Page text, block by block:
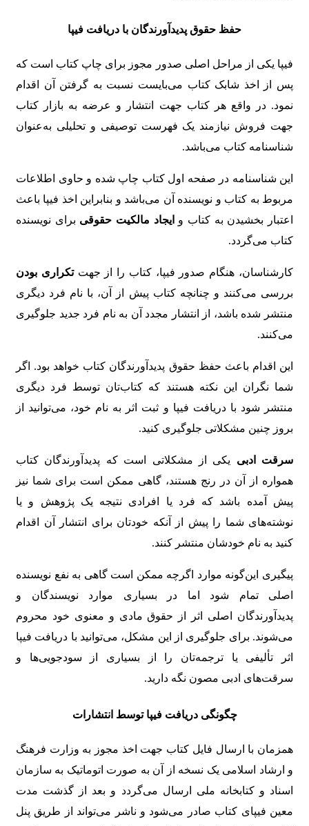
حفظ حقوق پدیدآورندگان با دریافت فیپا
فیپا یکی از مراحل اصلی صدور مجوز برای چاپ کتاب است که
پس از اخذ شابک کتاب می‌بایست نسبت به گرفتن آن اقدام
نمود. در واقع هر کتاب جهت انتشار و عرضه به بازار کتاب
جهت فروش نیازمند یک فهرست توصیفی و تحلیلی به‌عنوان
شناسنامه کتاب می‌باشد.
این شناسنامه در صفحه اول کتاب چاپ شده و حاوی اطلاعات
مربوط به کتاب و نویسنده آن می‌باشد و بنابراین اخذ فیپا باعث
اعتبار بخشیدن به کتاب و ایجاد مالکیت حقوقی برای نویسنده
کتاب می‌گردد.
کارشناسان، هنگام صدور فیپا، کتاب را از جهتتکراری بودن
بررسی می‌کنند و چنانچه کتاب پیش از آن، با نام فرد دیگری
منتشر شده باشد، از انتشار مجدد آن به نام فرد جدید جلوگیری
می‌کنند.
این اقدام باعث حفظ حقوق پدیدآورندگان کتاب خواهد بود. اگر
شما نگران این نکته هستند که کتاب‌تان توسط فرد دیگری
منتشر شود با دریافت فیپا و ثبت اثر به نام خود، می‌توانید از
بروز چنین مشکلاتی جلوگیری کنید.
سرقت ادبی یکی از مشکلاتی است که پدیدآورندگان کتاب
همواره از آن در رنج هستند، گاهی ممکن است برای شما نیز
پیش آمده باشد که فرد یا افرادی نتیجه یک پژوهش و یا
نوشته‌های شما را پیش از آنکه خودتان برای انتشار آن اقدام
کنید به نام خودشان منتشر کنند.
پیگیری این‌گونه موارد اگرچه ممکن است گاهی به نفع نویسنده
اصلی تمام شود اما در بسیاری موارد نویسندگان و
پدیدآورندگان اصلی اثر از حقوق مادی و معنوی خود محروم
می‌شوند. برای جلوگیری از این مشکل، می‌توانید با دریافت فیپا
اثر تألیفی یا ترجمه‌تان را از بسیاری از سودجویی‌ها و
سرقت‌های ادبی مصون نگه دارید.
چگونگی دریافت فیپا توسط انتشارات
همزمان با ارسال فایل کتاب جهت اخذ مجوز به وزارت فرهنگ
و ارشاد اسلامی یک نسخه از آن به صورت اتوماتیک به سازمان
اسناد و کتابخانه ملی ارسال می‌گردد و بعد از گذشت مدت
معین فیپای کتاب صادر می‌شود و ناشر می‌تواند از طریق پنل